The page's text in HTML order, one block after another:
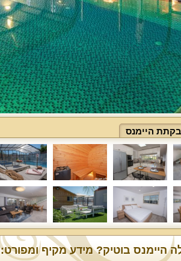
בקתת היימנס
היימנס בוטיק? מידע מקיף ומפורט: